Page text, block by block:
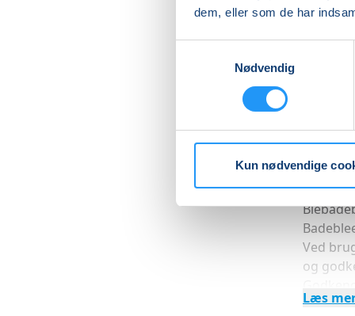
dem, eller som de har
Nødvendig
Kun nødvendige
Du får
lære at
Med
mht.
vigtigt,
Ved
og
Læs